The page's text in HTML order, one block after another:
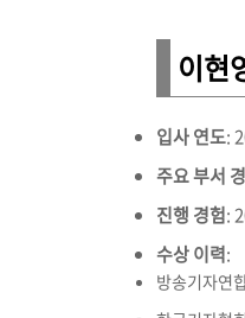
이현
입사 연도:
주요 부서
진행 경험:
수상 이력:
방송기자연